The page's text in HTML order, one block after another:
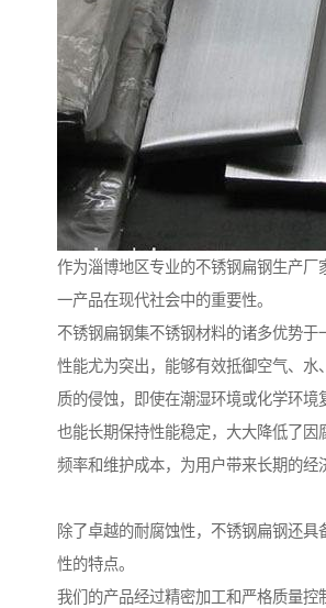
作为淄博地区专业的不锈钢扁钢生产厂
一产品在现代社会中的重要性。
不锈钢扁钢集不锈钢材料的诸多优势于
性能尤为突出，能够有效抵御空气、水
质的侵蚀，即使在潮湿环境或化学环境
也能长期保持性能稳定，大大降低了因
频率和维护成本，为用户带来长期的经
除了卓越的耐腐蚀性，不锈钢扁钢还具
性的特点。
我们的产品经过精密加工和严格质量控